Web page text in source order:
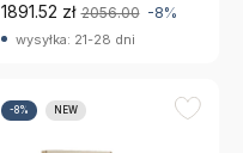
1891.52 zł 2056.00 -8%
wysyłka: 21-28 dni
-8% NEW